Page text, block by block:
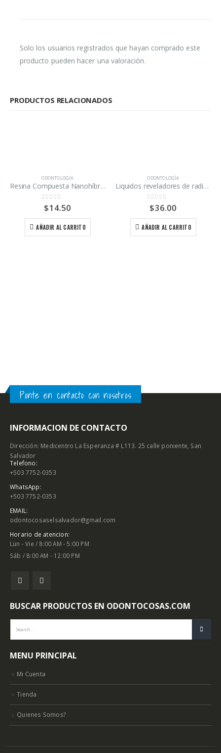
Solo los usuarios registrados que hayan comprado este
producto pueden hacer una valoración.
PRODUCTOS RELACIONADOS
ODONTOLOGÍA
Resina Compuesta Nanohíbrida fotopolimerizable EA3 Maquira
0out of 5
$14.50
AÑADIR AL CARRITO
ODONTOLOGÍA
Liquidos reveladores de radiografías Carestream kit revelador y fijador
0out of 5
$36.00
AÑADIR AL CARRITO
Ponte en contacto con nosotros
INFORMACION DE CONTACTO
Dirección: Medicentro La Esperanza # L113. 25 calle poniente, San
Salvador
Telefono:
+503 7752-0353
WhatsApp:
+503 7752-0353
EMAIL:
odontocosaselsalvador@gmail.com
Horario de atencion:
Lun - Vie / 8:00 AM - 5:00 PM
Sáb / 8:00 AM - 12:00 PM
BUSCAR PRODUCTOS EN ODONTOCOSAS.COM
MENU PRINCIPAL
Mi Cuenta
Tienda
Quienes Somos?